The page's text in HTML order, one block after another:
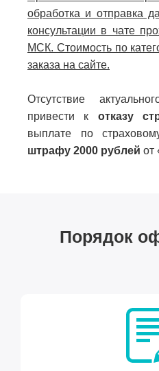
обработка и отправка
консультации в чате
МСК. Стоимость по
заказа на сайте.
Отсутствие
привести к отказу
выплате по
штрафу 2000 рублей от
Порядок